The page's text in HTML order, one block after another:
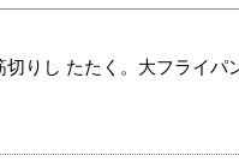
切りし たたく。大フライ